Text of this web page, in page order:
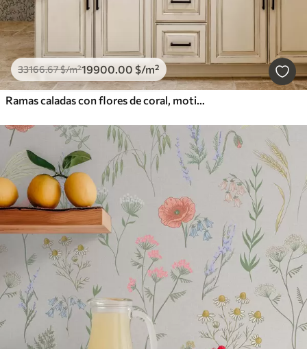
33166.67$/m²19900.00 $/m²
Ramas caladas con flores de coral, motivo floral